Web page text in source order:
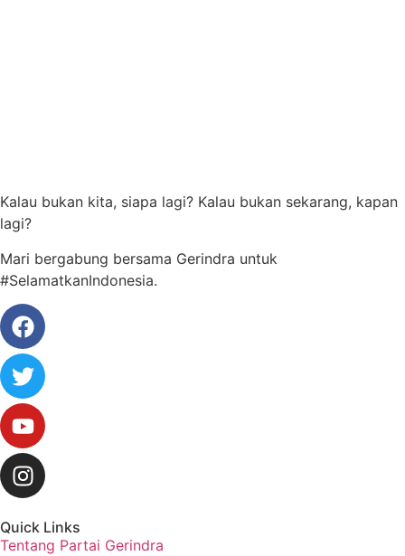
Kalau bukan kita, siapa lagi? Kalau bukan sekarang, kapan
lagi?
Mari bergabung bersama Gerindra untuk
#SelamatkanIndonesia.
Quick Links
Tentang Partai Gerindra